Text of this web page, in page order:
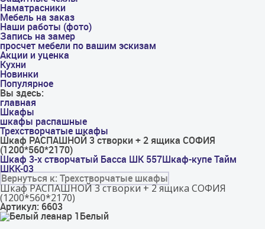
Наматрасники
Мебель на заказ
Наши работы (фото)
Запись на замер
просчет мебели по вашим эскизам
Акции и уценка
Кухни
Новинки
Популярное
Вы здесь:
главная
Шкафы
шкафы распашные
Трехстворчатые шкафы
Шкаф РАСПАШНОЙ 3 створки + 2 ящика СОФИЯ
(1200*560*2170)
Шкаф 3-х створчатый Басса ШК 557Шкаф-купе Тайм
ШКК-03
Вернуться к: Трехстворчатые шкафы
Шкаф РАСПАШНОЙ 3 створки + 2 ящика СОФИЯ
(1200*560*2170)
Артикул: 6603
Белый